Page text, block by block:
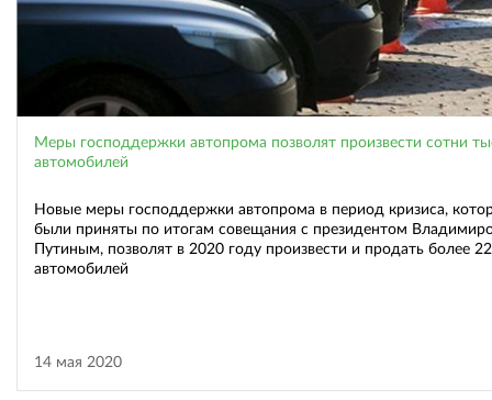
Меры господдержки автопрома позволят произвести сотни
автомобилей
Новые меры господдержки автопрома в период кризиса,
были приняты по итогам совещания с президентом
Путиным, позволят в 2020 году произвести и продать более
автомобилей
14 мая 2020